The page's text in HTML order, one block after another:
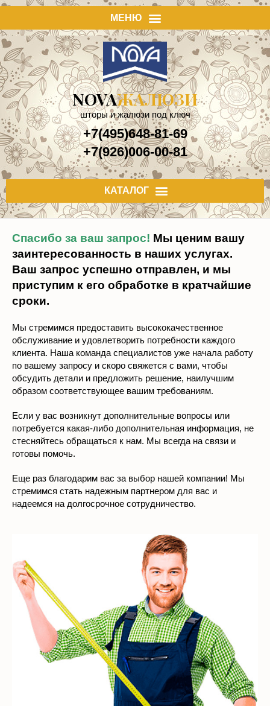
NOVAЖАЛЮЗИ
шторы и жалюзи под ключ
+7(495)648-81-69
+7(926)006-00-81
Спасибо за ваш запрос! Мы ценим вашу
заинтересованность в наших услугах.
Ваш запрос успешно отправлен, и мы
приступим к его обработке в кратчайшие
сроки.
Мы стремимся предоставить высококачественное
обслуживание и удовлетворить потребности каждого
клиента. Наша команда специалистов уже начала работу
по вашему запросу и скоро свяжется с вами, чтобы
обсудить детали и предложить решение, наилучшим
образом соответствующее вашим требованиям.
Если у вас возникнут дополнительные вопросы или
потребуется какая-либо дополнительная информация, не
стесняйтесь обращаться к нам. Мы всегда на связи и
готовы помочь.
Еще раз благодарим вас за выбор нашей компании! Мы
стремимся стать надежным партнером для вас и
надеемся на долгосрочное сотрудничество.